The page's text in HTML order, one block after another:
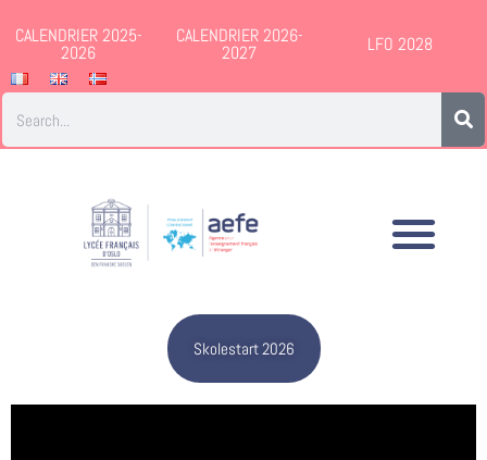
CALENDRIER 2025-
2026
CALENDRIER 2026-
2027 LFO 2028
Skolestart 2026